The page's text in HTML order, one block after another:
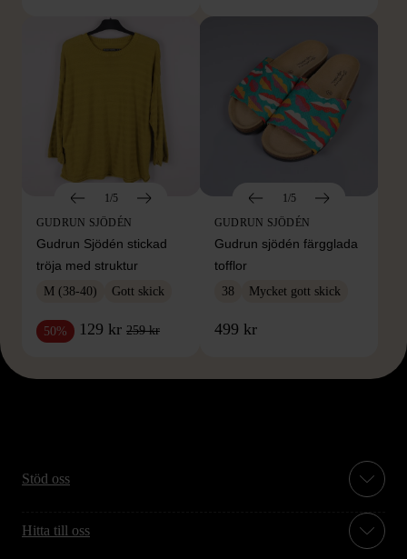
1/5
GUDRUN SJÖDÉN
Gudrun Sjödén stickad
tröja med struktur
M (38-40) Gott skick
50% 129 kr 259 kr
1/5
GUDRUN SJÖDÉN
Gudrun sjödén färgglada
tofflor
38 Mycket gott skick
499 kr
Stöd oss
Hitta till oss